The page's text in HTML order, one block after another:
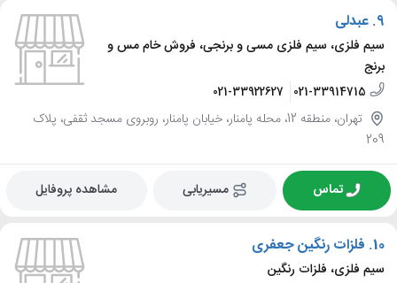
9. عبدلی
سیم فلزی، سیم فلزی مسی و برنجی، فروش خام مس و
برنج
021-33914715
021-33922627
تهران، منطقه 12، محله پامنار، خیابان پامنار، روبروی مسجد ثقفی، پلاک
209
تماس مسیریابی مشاهده پروفایل
10. فلزات رنگین جعفری
سیم فلزی، فلزات رنگین